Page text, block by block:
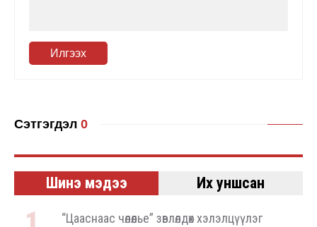
Илгээх
Сэтгэгдэл 0
Шинэ мэдээ Их уншсан
“Цааснаас чөлөөлье” зөвлөлдөх хэлэлцүүлэг